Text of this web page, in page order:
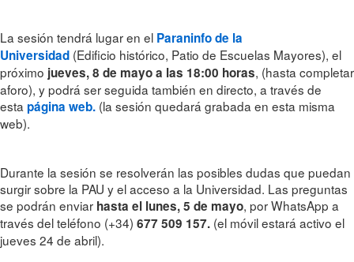
La sesión tendrá lugar en el Paraninfo de la
Universidad (Edificio histórico, Patio de Escuelas Mayores), el
próximo jueves, 8 de mayo a las 18:00 horas, (hasta completar
aforo), y podrá ser seguida también en directo, a través de
esta página web. (la sesión quedará grabada en esta misma
web).
Durante la sesión se resolverán las posibles dudas que puedan
surgir sobre la PAU y el acceso a la Universidad. Las preguntas
se podrán enviar hasta el lunes, 5 de mayo, por WhatsApp a
través del teléfono (+34) 677 509 157. (el móvil estará activo el
jueves 24 de abril).